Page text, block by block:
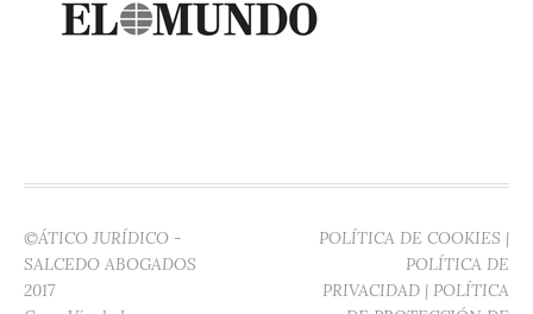
©ÁTICO JURÍDICO -
SALCEDO ABOGADOS
2017
POLÍTICA DE COOKIES |
POLÍTICA DE
PRIVACIDAD | POLÍTICA